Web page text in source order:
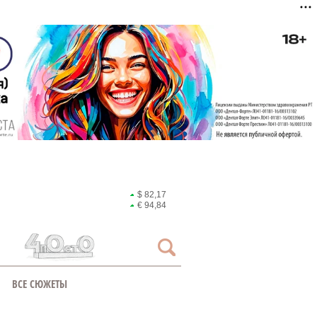
$ 82,17
€ 94,84
ВСЕ СЮЖЕТЫ